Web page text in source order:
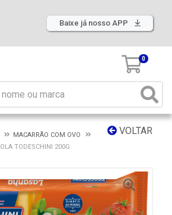
Baixe já nosso APP
0
VOLTAR
MACARRÃO COM OVO
TODESCHINI 200G